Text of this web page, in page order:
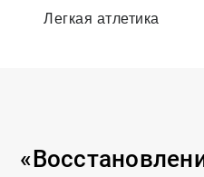
Легкая атлетика